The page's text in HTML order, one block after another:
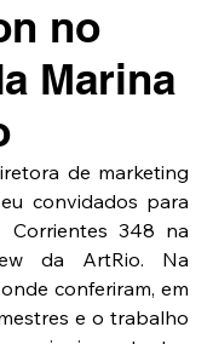
no
Marina
de marketing
convidados para
Corrientes 348 na
da ArtRio. Na
conferiram, em
e o trabalho